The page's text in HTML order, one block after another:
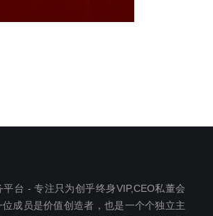
台 - 专注只为创乎终身VIP,CEO私董会
成员是价值创造者，也是一个个独立主